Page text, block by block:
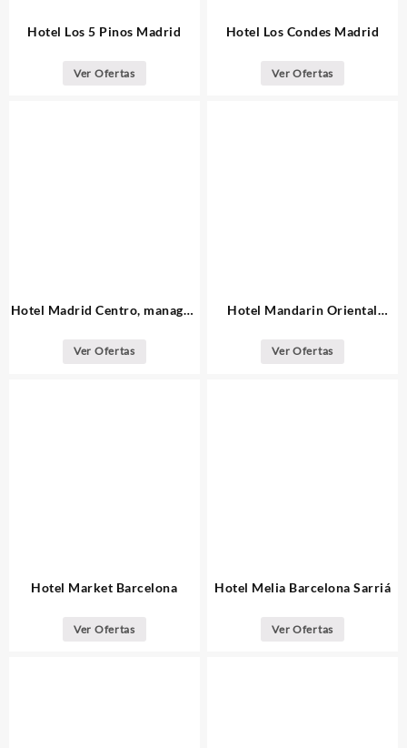
Hotel Los 5 Pinos Madrid
Ver Ofertas
Hotel Los Condes Madrid
Ver Ofertas
Hotel Madrid Centro, managed
Ver Ofertas
Hotel Mandarin Oriental
Ver Ofertas
Hotel Market Barcelona
Ver Ofertas
Hotel Melia Barcelona Sarriá
Ver Ofertas